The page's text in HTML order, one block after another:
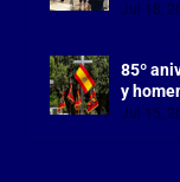
Jul 18,
85º
y
Jul 15,